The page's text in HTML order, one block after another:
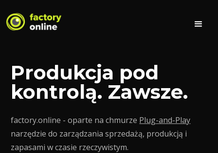
Produkcja pod
kontrolą. Zawsze.
factory.online - oparte na chmurze Plug-and-Play
narzędzie do zarządzania sprzedażą, produkcją i
zapasami w czasie rzeczywistym.